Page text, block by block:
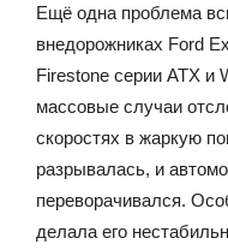
Ещё одна проблема
внедорожниках Ford
Firestone серии ATX и
массовые случаи
скоростях в жаркую
разрывалась, и
переворачивался.
делала его